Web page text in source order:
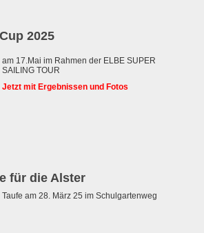
2025
am 17.Mai im Rahmen der ELBE SUPER
SAILING TOUR
Jetzt mit Ergebnissen und Fotos
für die Alster
Taufe am 28. März 25 im Schulgartenweg